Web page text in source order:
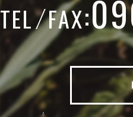
TEL FAX: